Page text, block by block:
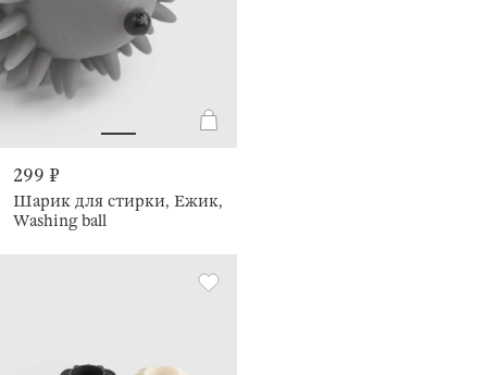
299 ₽
Шарик для стирки, Ежик,
Washing ball